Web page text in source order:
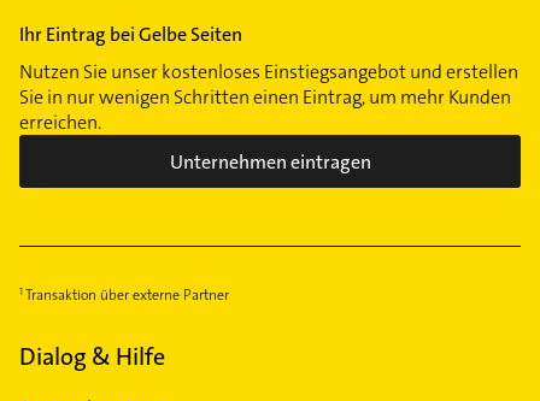
Ihr Eintrag bei Gelbe Seiten
Nutzen Sie unser kostenloses Einstiegsangebot und erstellen
Sie in nur wenigen Schritten einen Eintrag, um mehr Kunden
erreichen.
Unternehmen eintragen
Transaktion über externe Partner
Dialog & Hilfe